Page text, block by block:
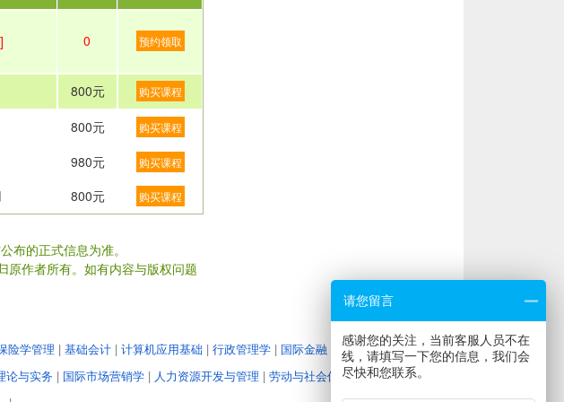
0 预约领取
800元 购买课程
800元 购买课程
980元 购买课程
800元 购买课程
布的正式信息为准。
原作者所有。如有内容与版权问题
险学管理 | 基础会计 | 计算机应用基础 | 行政管理学 | 国际金融 教育管理心理学|大学
论与实务 | 国际市场营销学 | 人力资源开发与管理 | 劳动与社会保障|企业经营战略
请您留言
感谢您的关注，当前客服人员不在
线，请填写一下您的信息，我们会
尽快和您联系。